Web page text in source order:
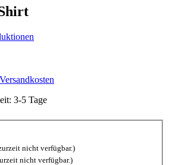
3-5 Tage
nicht verfügbar.)
nicht verfügbar.)